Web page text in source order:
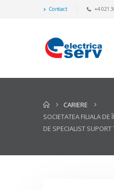
Contact +4 021
CARIERE
SOCIETATEA FILIALA
DE SPECIALIST